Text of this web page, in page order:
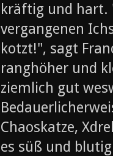
kräftig und hart.
vergangenen
kotzt!", sagt
ranghöher und
ziemlich gut
Chaoskatze,
es süß und